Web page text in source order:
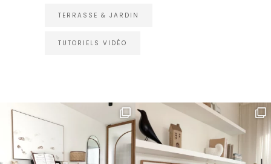
TERRASSE & JARDIN
TUTORIELS VIDÉO